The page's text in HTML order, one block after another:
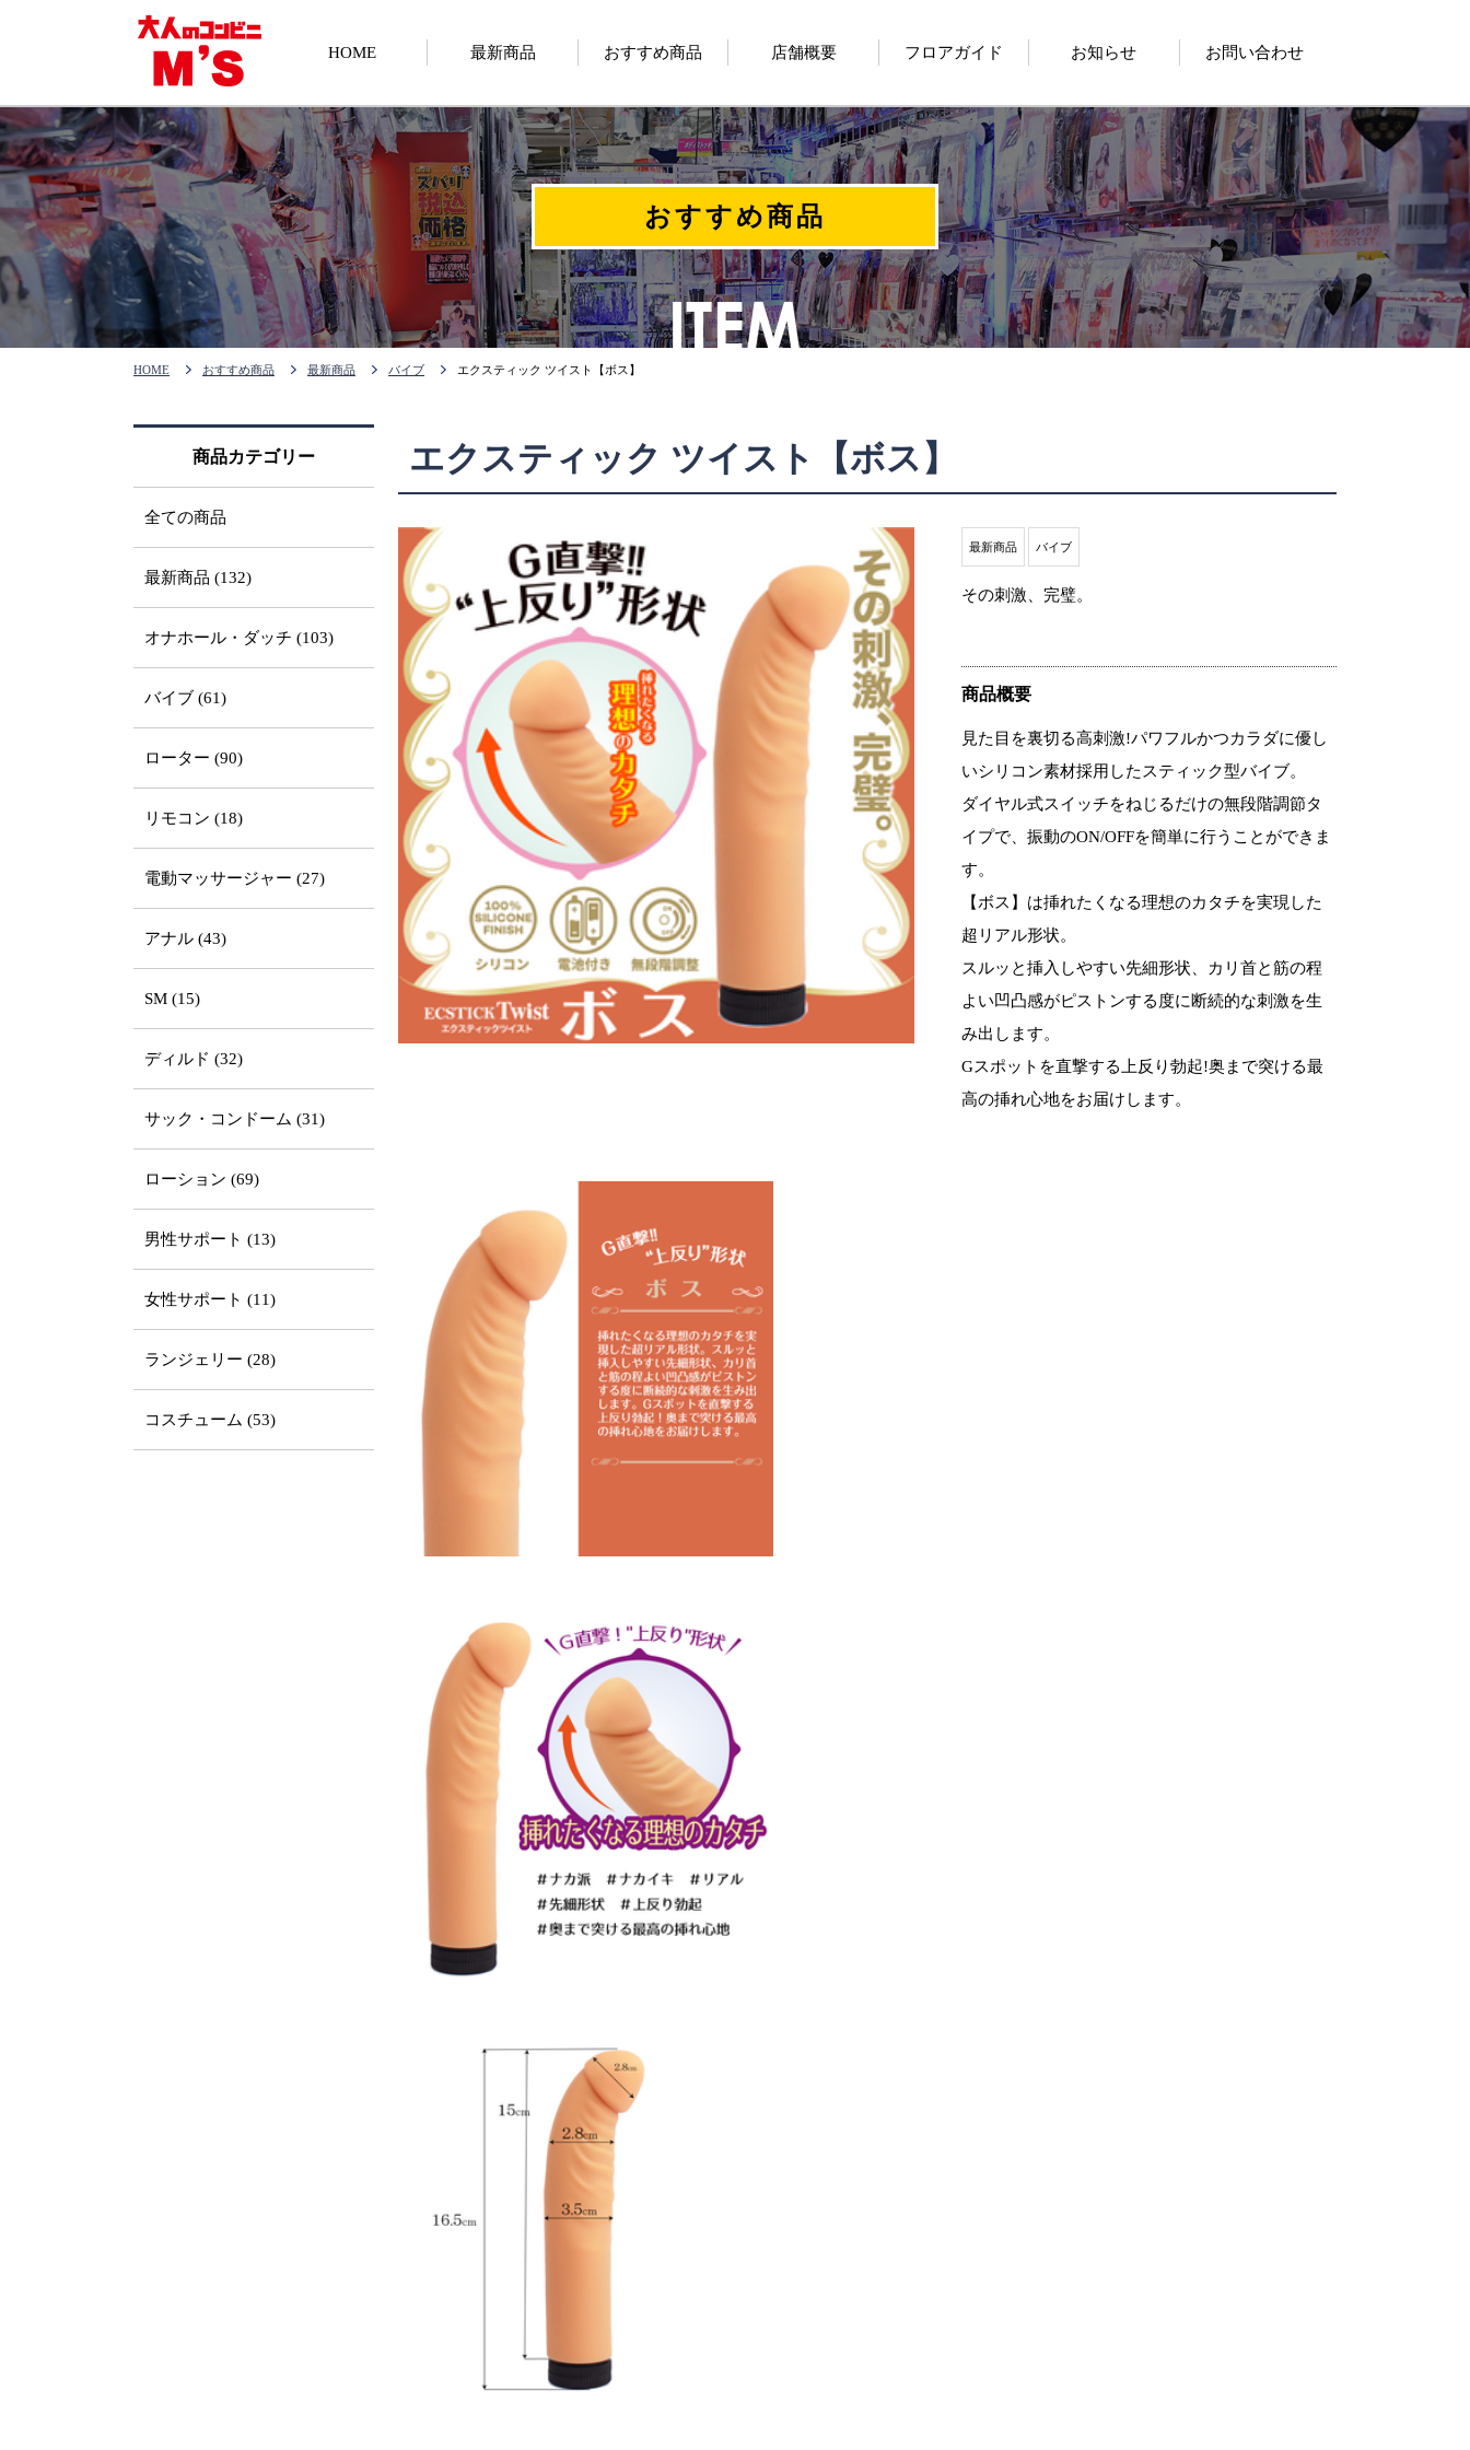
HOME 最新商品 おすすめ商品 店舗概要 フロアガイド お知らせ お問い合わせ
おすすめ商品
HOME おすすめ商品 最新商品 バイブ エクスティック ツイスト【ボス】
エクスティック ツイスト【ボス】
最新商品 バイブ
その刺激、完璧。
商品概要
見た目を裏切る高刺激!パワフルかつカラダに優し
いシリコン素材採用したスティック型バイブ。
ダイヤル式スイッチをねじるだけの無段階調節タ
イプで、振動のON/OFFを簡単に行うことができま
す。
【ボス】は挿れたくなる理想のカタチを実現した
超リアル形状。
スルッと挿入しやすい先細形状、カリ首と筋の程
よい凹凸感がピストンする度に断続的な刺激を生
み出します。
Gスポットを直撃する上反り勃起!奥まで突ける最
高の挿れ心地をお届けします。
商品カテゴリー
全ての商品
最新商品 (132)
オナホール・ダッチ (103)
バイブ (61)
ローター (90)
リモコン (18)
電動マッサージャー (27)
アナル (43)
SM (15)
ディルド (32)
サック・コンドーム (31)
ローション (69)
男性サポート (13)
女性サポート (11)
ランジェリー (28)
コスチューム (53)